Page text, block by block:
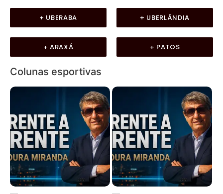
+ UBERABA + UBERLÂNDIA
+ ARAXÁ + PATOS
Colunas esportivas